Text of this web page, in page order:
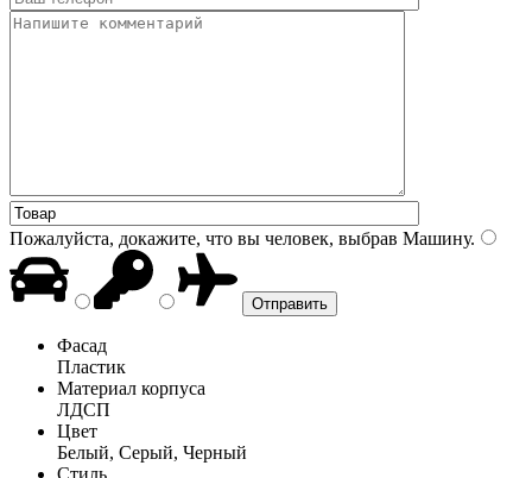
Пожалуйста, докажите, что вы человек, выбрав Машину.
Фасад
Пластик
Материал корпуса
ЛДСП
Цвет
Белый, Серый, Черный
Стиль